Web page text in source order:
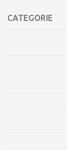
CATEGORIE